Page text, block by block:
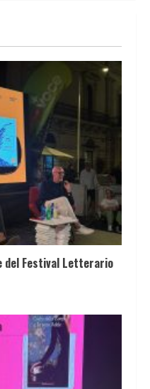
del Festival Letterario